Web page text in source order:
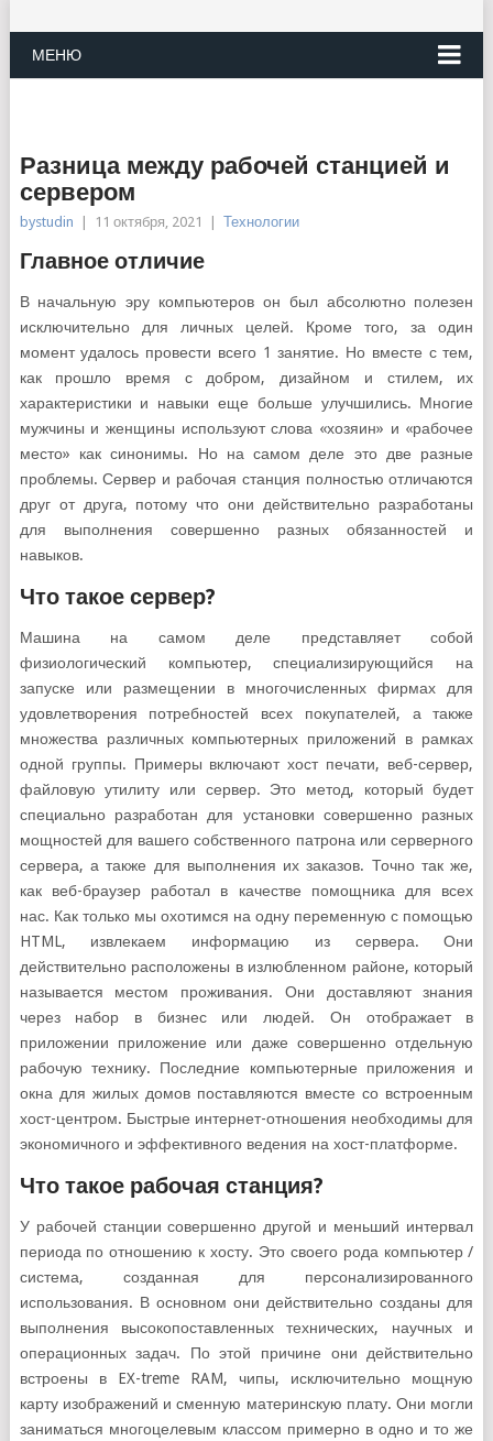
МЕНЮ
Разница между рабочей станцией и
сервером
bystudin 11 октября, 2021 Технологии
Главное отличие
В начальную эру компьютеров он был абсолютно полезен
исключительно для личных целей. Кроме того, за один
момент удалось провести всего 1 занятие. Но вместе с тем,
как прошло время с добром, дизайном и стилем, их
характеристики и навыки еще больше улучшились. Многие
мужчины и женщины используют слова «хозяин» и «рабочее
место» как синонимы. Но на самом деле это две разные
проблемы. Сервер и рабочая станция полностью отличаются
друг от друга, потому что они действительно разработаны
для выполнения совершенно разных обязанностей и
навыков.
Что такое сервер?
Машина на самом деле представляет собой
физиологический компьютер, специализирующийся на
запуске или размещении в многочисленных фирмах для
удовлетворения потребностей всех покупателей, а также
множества различных компьютерных приложений в рамках
одной группы. Примеры включают хост печати, веб-сервер,
файловую утилиту или сервер. Это метод, который будет
специально разработан для установки совершенно разных
мощностей для вашего собственного патрона или серверного
сервера, а также для выполнения их заказов. Точно так же,
как веб-браузер работал в качестве помощника для всех
нас. Как только мы охотимся на одну переменную с помощью
HTML, извлекаем информацию из сервера. Они
действительно расположены в излюбленном районе, который
называется местом проживания. Они доставляют знания
через набор в бизнес или людей. Он отображает в
приложении приложение или даже совершенно отдельную
рабочую технику. Последние компьютерные приложения и
окна для жилых домов поставляются вместе со встроенным
хост-центром. Быстрые интернет-отношения необходимы для
экономичного и эффективного ведения на хост-платформе.
Что такое рабочая станция?
У рабочей станции совершенно другой и меньший интервал
периода по отношению к хосту. Это своего рода компьютер /
система, созданная для персонализированного
использования. В основном они действительно созданы для
выполнения высокопоставленных технических, научных и
операционных задач. По этой причине они действительно
встроены в EX-treme RAM, чипы, исключительно мощную
карту изображений и сменную материнскую плату. Они могли
заниматься многоцелевым классом примерно в одно и то же